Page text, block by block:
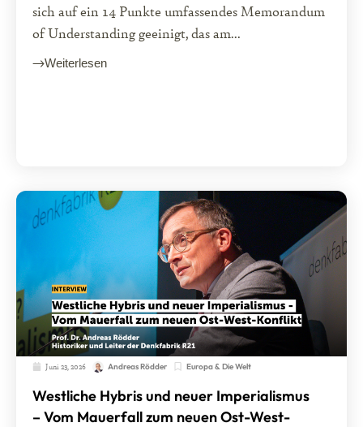
sich auf ein 14 Punkte umfassendes Memorandum
of Understanding geeinigt, das am...
Weiterlesen
Juni 23, 2026 Andreas Rödder Europa & Die Welt
Westliche Hybris und neuer Imperialismus
– Vom Mauerfall zum neuen Ost-West-